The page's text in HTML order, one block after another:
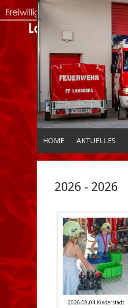
HOME AKTUELLES
2026 - 2026
2026.08.04 Kinderstadt